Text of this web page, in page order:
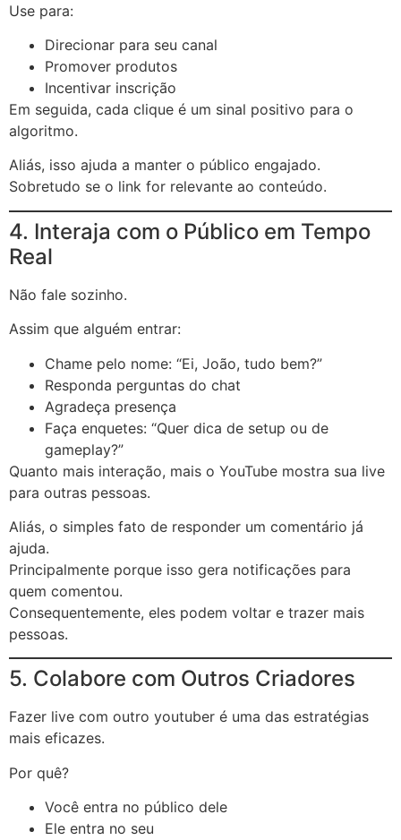
Use para:
Direcionar para seu canal
Promover produtos
Incentivar inscrição
Em seguida, cada clique é um sinal positivo para o
algoritmo.
Aliás, isso ajuda a manter o público engajado.
Sobretudo se o link for relevante ao conteúdo.
4. Interaja com o Público em Tempo
Real
Não fale sozinho.
Assim que alguém entrar:
Chame pelo nome: “Ei, João, tudo bem?”
Responda perguntas do chat
Agradeça presença
Faça enquetes: “Quer dica de setup ou de
gameplay?”
Quanto mais interação, mais o YouTube mostra sua live
para outras pessoas.
Aliás, o simples fato de responder um comentário já
ajuda.
Principalmente porque isso gera notificações para
quem comentou.
Consequentemente, eles podem voltar e trazer mais
pessoas.
5. Colabore com Outros Criadores
Fazer live com outro youtuber é uma das estratégias
mais eficazes.
Por quê?
Você entra no público dele
Ele entra no seu